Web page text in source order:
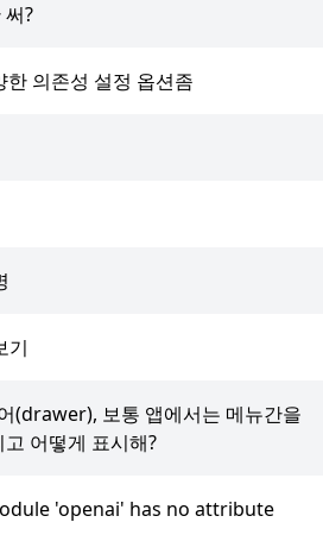
?
의존성 설정 옵션좀
기
(drawer), 보통 앱에서는 메뉴간을
어떻게 표시해?
'openai' has no attribute